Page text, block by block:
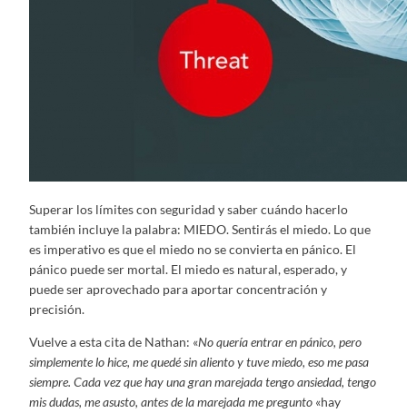
Superar los límites con seguridad y saber cuándo hacerlo
también incluye la palabra: MIEDO. Sentirás el miedo. Lo que
es imperativo es que el miedo no se convierta en pánico. El
pánico puede ser mortal. El miedo es natural, esperado, y
puede ser aprovechado para aportar concentración y
precisión.
Vuelve a esta cita de Nathan: «No quería entrar en pánico, pero
simplemente lo hice, me quedé sin aliento y tuve miedo, eso me pasa
siempre. Cada vez que hay una gran marejada tengo ansiedad, tengo
mis dudas, me asusto, antes de la marejada me pregunto «hay